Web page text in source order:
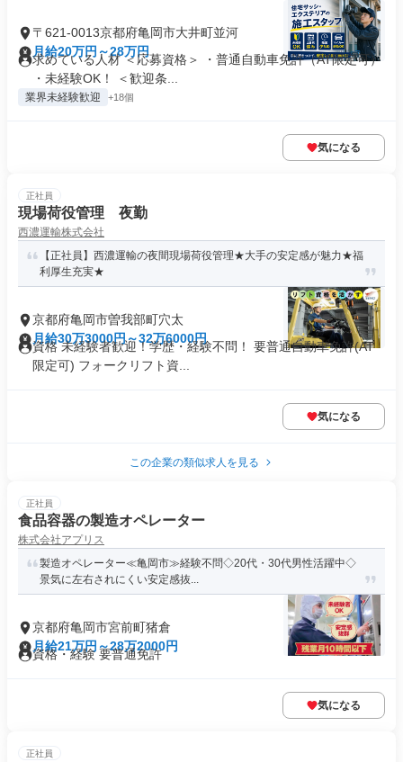
〒621-0013京都府亀岡市大井町並河
月給20万円～28万円
求めている人材 ＜応募資格＞ ・普通自動車免許（AT限定可）
・未経験OK！ ＜歓迎条...
業界未経験歓迎 +18個
気になる
正社員
現場荷役管理 夜勤
西濃運輸株式会社
【正社員】⻄濃運輸の夜間現場荷役管理★大手の安定感が魅力★福
利厚生充実★
京都府亀岡市曽我部町穴太
月給30万3000円～32万6000円
資格 未経験者歓迎！学歴・経験不問！ 要普通⾃動⾞免許(AT
限定可) フォークリフト資...
気になる
この企業の類似求人を見る
正社員
食品容器の製造オペレーター
株式会社アプリス
製造オペレーター≪亀岡市≫経験不問◇20代・30代男性活躍中◇
景気に左右されにくい安定感抜...
京都府亀岡市宮前町猪倉
月給21万円～28万2000円
資格・経験 要普通免許
気になる
正社員